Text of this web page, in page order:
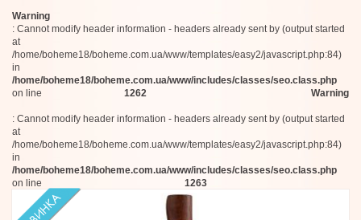
Warning
: Cannot modify header information - headers already sent by (output started
at
/home/boheme18/boheme.com.ua/www/templates/easy2/javascript.php:84)
in
/home/boheme18/boheme.com.ua/www/includes/classes/seo.class.php
on line
1262 Warning
: Cannot modify header information - headers already sent by (output started
at
/home/boheme18/boheme.com.ua/www/templates/easy2/javascript.php:84)
in
/home/boheme18/boheme.com.ua/www/includes/classes/seo.class.php
on line
1263